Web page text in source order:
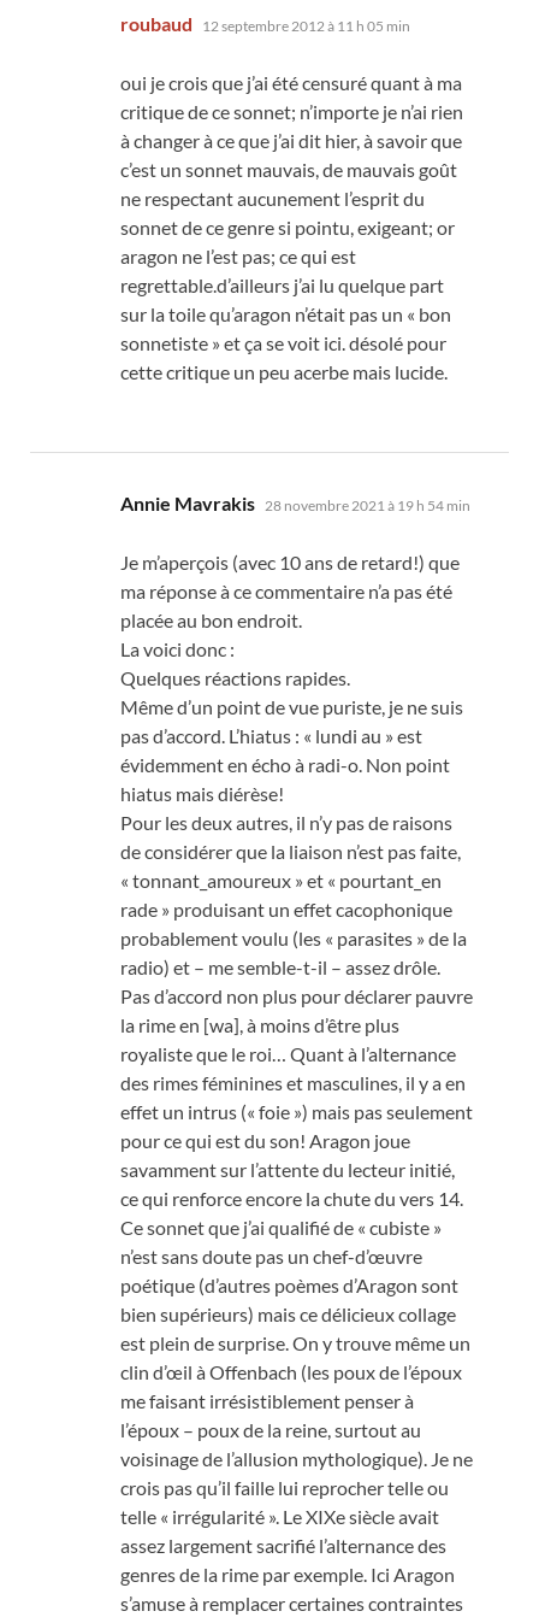
roubaud dit :
12 septembre 2012 à 11 h 05 min
oui je crois que j’ai été censuré quant à ma
critique de ce sonnet; n’importe je n’ai rien
à changer à ce que j’ai dit hier, à savoir que
c’est un sonnet mauvais, de mauvais goût
ne respectant aucunement l’esprit du
sonnet de ce genre si pointu, exigeant; or
aragon ne l’est pas; ce qui est
regrettable.d’ailleurs j’ai lu quelque part
sur la toile qu’aragon n’était pas un « bon
sonnetiste » et ça se voit ici. désolé pour
cette critique un peu acerbe mais lucide.
Annie Mavrakis dit :
28 novembre 2021 à 19 h 54 min
Je m’aperçois (avec 10 ans de retard!) que
ma réponse à ce commentaire n’a pas été
placée au bon endroit.
La voici donc :
Quelques réactions rapides.
Même d’un point de vue puriste, je ne suis
pas d’accord. L’hiatus : « lundi au » est
évidemment en écho à radi-o. Non point
hiatus mais diérèse!
Pour les deux autres, il n’y pas de raisons
de considérer que la liaison n’est pas faite,
« tonnant_amoureux » et « pourtant_en
rade » produisant un effet cacophonique
probablement voulu (les « parasites » de la
radio) et – me semble-t-il – assez drôle.
Pas d’accord non plus pour déclarer pauvre
la rime en [wa], à moins d’être plus
royaliste que le roi… Quant à l’alternance
des rimes féminines et masculines, il y a en
effet un intrus (« foie ») mais pas seulement
pour ce qui est du son! Aragon joue
savamment sur l’attente du lecteur initié,
ce qui renforce encore la chute du vers 14.
Ce sonnet que j’ai qualifié de « cubiste »
n’est sans doute pas un chef-d’œuvre
poétique (d’autres poèmes d’Aragon sont
bien supérieurs) mais ce délicieux collage
est plein de surprise. On y trouve même un
clin d’œil à Offenbach (les poux de l’époux
me faisant irrésistiblement penser à
l’époux – poux de la reine, surtout au
voisinage de l’allusion mythologique). Je ne
crois pas qu’il faille lui reprocher telle ou
telle « irrégularité ». Le XIXe siècle avait
assez largement sacrifié l’alternance des
genres de la rime par exemple. Ici Aragon
s’amuse à remplacer certaines contraintes